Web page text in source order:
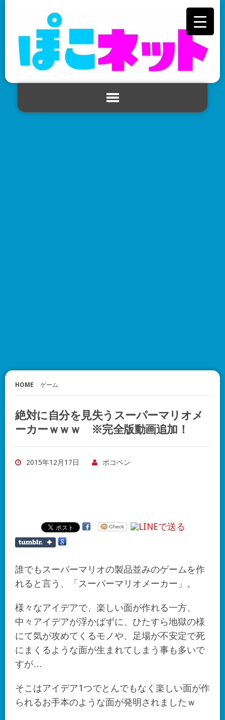
HOME ゲーム
絶対に自分を見失うスーパーマリオメ
ーカーｗｗｗ ※完全版動画追加！
2015年12月17日 ポコペン
誰でもスーパーマリオの製品並みのゲームを作
れると言う、「スーパーマリオメーカー」。
様々なアイデアで、楽しい面が作れる一方、
中々アイデアが浮かばずに、ひたすら地獄の様
にて気が攻めてくるモノや、足場が不安定で死
にまくるような面が生まれてしまう事も多いで
すが…
そこはアイデア1つでとんでもなく楽しい面が作
られるお手本のような面が発明されましたｗ